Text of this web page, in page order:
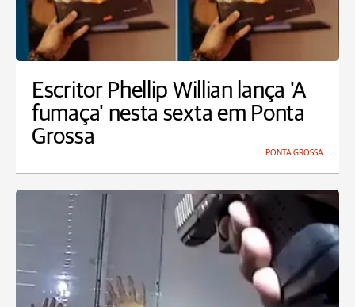
Escritor Phellip Willian lança 'A
fumaça' nesta sexta em Ponta
Grossa
PONTA GROSSA